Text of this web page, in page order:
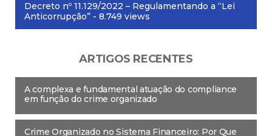
Decreto nº 11.129/2022 – Regulamentando a “Lei
Anticorrupção” - 8.749 views
ARTIGOS RECENTES
A complexa e fundamental atuação do compliance
em função do crime organizado
Crime Organizado no Sistema Financeiro: Por Que